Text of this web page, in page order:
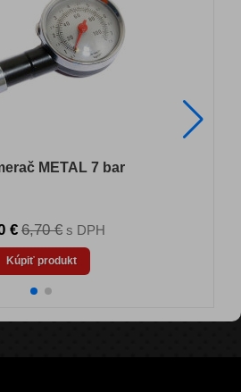
METAL 7 bar
€ 6,70 € s DPH
Kúpiť produkt